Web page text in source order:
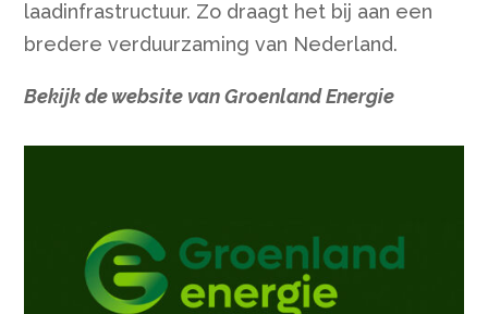
laadinfrastructuur. Zo draagt het bij aan een
bredere verduurzaming van Nederland.
Bekijk de website van Groenland Energie